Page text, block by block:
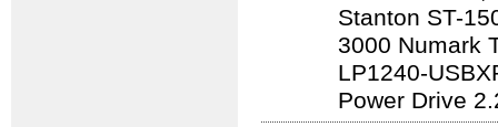
Stanton ST-
3000 Numark
LP1240-
Power Drive